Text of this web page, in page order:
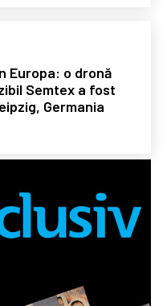
Europa: o dronă
Semtex a fost
Germania